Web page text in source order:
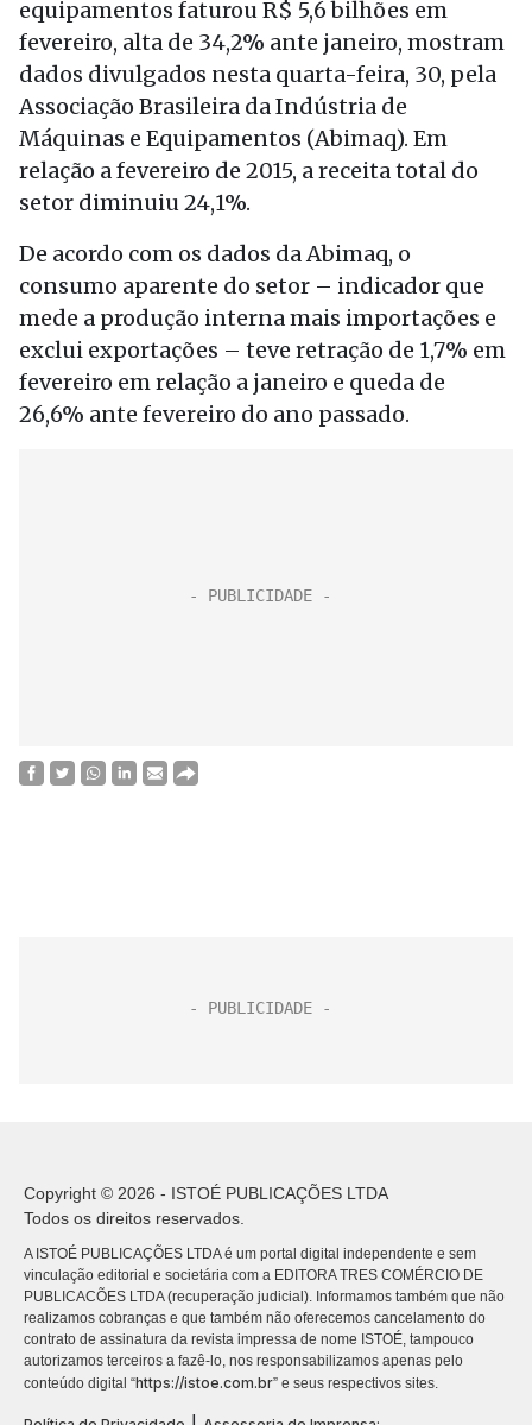
equipamentos faturou R$ 5,6 bilhões em
fevereiro, alta de 34,2% ante janeiro, mostram
dados divulgados nesta quarta-feira, 30, pela
Associação Brasileira da Indústria de
Máquinas e Equipamentos (Abimaq). Em
relação a fevereiro de 2015, a receita total do
setor diminuiu 24,1%.
De acordo com os dados da Abimaq, o
consumo aparente do setor – indicador que
mede a produção interna mais importações e
exclui exportações – teve retração de 1,7% em
fevereiro em relação a janeiro e queda de
26,6% ante fevereiro do ano passado.
Copyright © 2026 - ISTOÉ PUBLICAÇÕES LTDA
Todos os direitos reservados.
A ISTOÉ PUBLICAÇÕES LTDA é um portal digital independente e sem
vinculação editorial e societária com a EDITORA TRES COMÉRCIO DE
PUBLICACÕES LTDA (recuperação judicial). Informamos também que não
realizamos cobranças e que também não oferecemos cancelamento do
contrato de assinatura da revista impressa de nome ISTOÉ, tampouco
autorizamos terceiros a fazê-lo, nos responsabilizamos apenas pelo
conteúdo digital “https://istoe.com.br” e seus respectivos sites.